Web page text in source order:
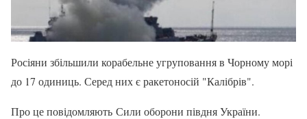
Росіяни збільшили корабельне угруповання в Чорному морі
до 17 одиниць. Серед них є ракетоносій "Калібрів".
Про це повідомляють Сили оборони півдня України.